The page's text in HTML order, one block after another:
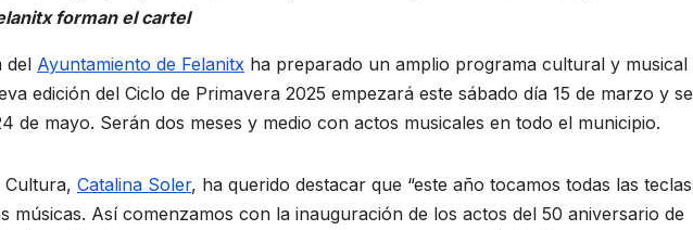
forman el cartel
del Ayuntamiento de Felanitx ha preparado un amplio programa cultural y musical
edición del Ciclo de Primavera 2025 empezará este sábado día 15 de marzo y se
de mayo. Serán dos meses y medio con actos musicales en todo el municipio.
Cultura, Catalina Soler, ha querido destacar que “este año tocamos todas las teclas
músicas. Así comenzamos con la inauguración de los actos del 50 aniversario de